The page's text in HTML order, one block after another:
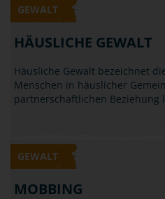
GEWALT
HÄUSLICHE GEWALT
Häusliche Gewalt bezeichnet
Menschen in häuslicher
partnerschaftlichen Beziehung
GEWALT
MOBBING